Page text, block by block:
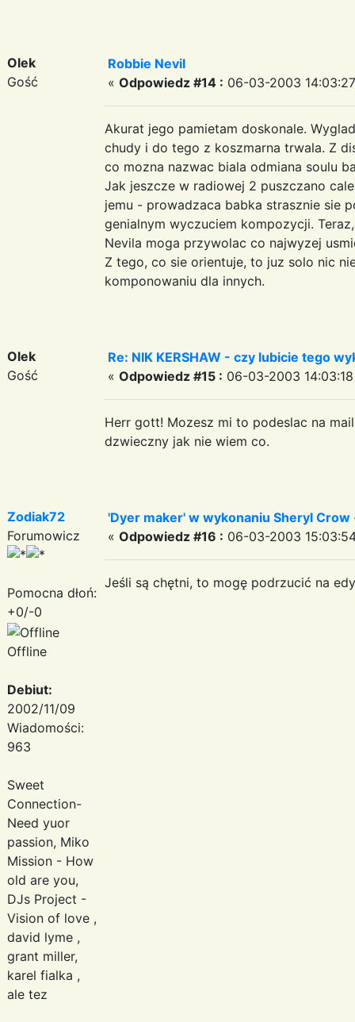
Olek
Gość
Robbie Nevil
« Odpowiedz #14 : 06-03-2003
Akurat jego pamietam doskonale.
chudy i do tego z koszmarna trwala. Z
co mozna nazwac biala odmiana soulu
Jak jeszcze w radiowej 2 puszczano
jemu - prowadzaca babka strasznie sie
genialnym wyczuciem kompozycji.
Nevila moga przywolac co najwyzej
Z tego, co sie orientuje, to juz solo nic
komponowaniu dla innych.
Olek
Gość
Re: NIK KERSHAW - czy lubicie tego
« Odpowiedz #15 : 06-03-2003
Herr gott! Mozesz mi to podeslac na
dzwieczny jak nie wiem co.
Zodiak72
Forumowicz
Pomocna dłoń:
+0/-0
Offline
Debiut:
2002/11/09
Wiadomości:
963
Sweet
Connection-
Need yuor
passion, Miko
Mission - How
old are you,
DJs Project -
Vision of love ,
david lyme ,
grant miller,
karel fialka ,
ale tez
'Dyer maker' w wykonaniu Sheryl Crow
« Odpowiedz #16 : 06-03-2003
Jeśli są chętni, to mogę podrzucić na